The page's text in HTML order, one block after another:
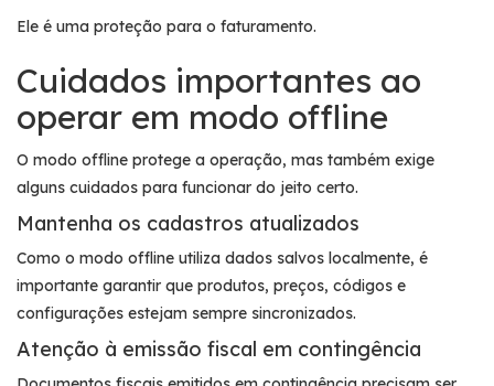
Ele é uma proteção para o faturamento.
Cuidados importantes ao
operar em modo offline
O modo offline protege a operação, mas também exige
alguns cuidados para funcionar do jeito certo.
Mantenha os cadastros atualizados
Como o modo offline utiliza dados salvos localmente, é
importante garantir que produtos, preços, códigos e
configurações estejam sempre sincronizados.
Atenção à emissão fiscal em contingência